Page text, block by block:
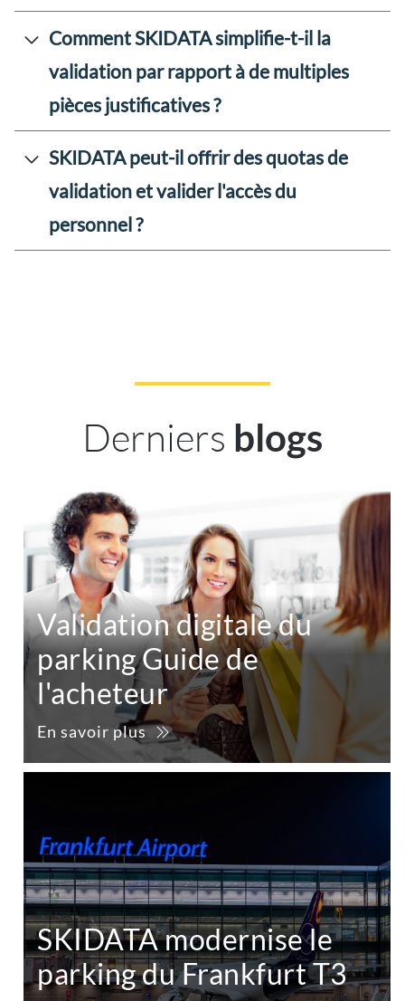
Comment SKIDATA simplifie-t-il la
validation par rapport à de multiples
pièces justificatives ?
SKIDATA peut-il offrir des quotas de
validation et valider l'accès du
personnel ?
Derniers blogs
Validation digitale du
parking Guide de
l'acheteur
En savoir plus
SKIDATA modernise le
parking du Frankfurt T3